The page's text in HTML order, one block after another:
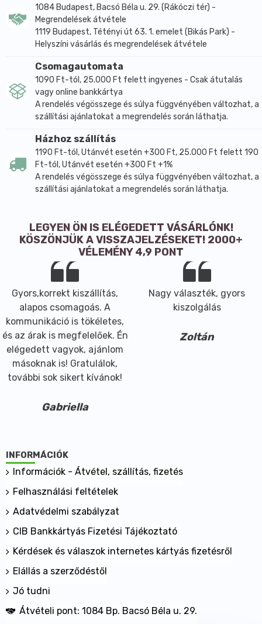
1084 Budapest, Bacsó Béla u. 29. (Rákóczi tér) -
Megrendelések átvétele
1119 Budapest, Tétényi út 63. 1. emelet (Bikás Park) -
Helyszíni vásárlás és megrendelések átvétele
Csomagautomata
1090 Ft-tól, 25.000 Ft felett ingyenes - Csak átutalás
vagy online bankkártya
A rendelés végösszege és súlya függvényében változhat, a
szállítási ajánlatokat a megrendelés során láthatja.
Házhoz szállítás
1190 Ft-tól, Utánvét esetén +300 Ft, 25.000 Ft felett 190
Ft-tól, Utánvét esetén +300 Ft +1%
A rendelés végösszege és súlya függvényében változhat, a
szállítási ajánlatokat a megrendelés során láthatja.
LEGYEN ÖN IS ELÉGEDETT VÁSÁRLÓNK!
KÖSZÖNJÜK A VISSZAJELZÉSEKET! 2000+
VÉLEMÉNY 4,9 PONT
Gyors,korrekt kiszállítás,
alapos csomagoás. A
kommunikáció is tökéletes,
és az árak is megfelelőek. Én
elégedett vagyok, ajánlom
másoknak is! Gratulálok,
további sok sikert kívánok!
Gabriella
Nagy választék, gyors
kiszolgálás
Zoltán
INFORMÁCIÓK
Információk - Átvétel, szállítás, fizetés
Felhasználási feltételek
Adatvédelmi szabályzat
CIB Bankkártyás Fizetési Tájékoztató
Kérdések és válaszok internetes kártyás fizetésről
Elállás a szerződéstől
Jó tudni
Átvételi pont: 1084 Bp. Bacsó Béla u. 29.